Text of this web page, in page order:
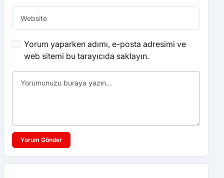
Yorum yaparken adımı, e-posta adresimi ve
web sitemi bu tarayıcıda saklayın.
Yorum Gönder